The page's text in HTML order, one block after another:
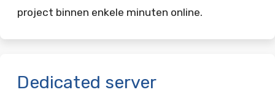
project binnen enkele minuten online.
Dedicated server